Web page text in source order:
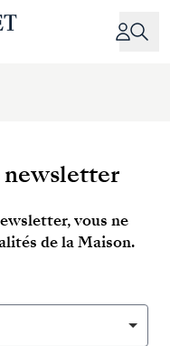
newsletter
vous ne
de la Maison.